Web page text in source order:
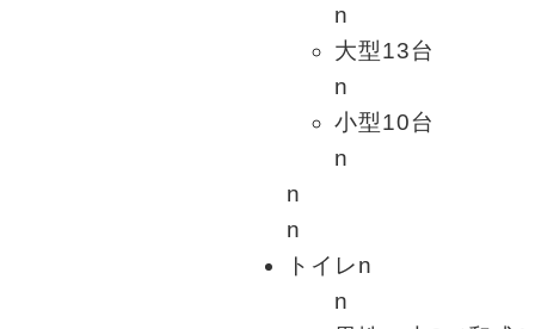
n
大型13台
n
小型10台
n
n
n
トイレn
n